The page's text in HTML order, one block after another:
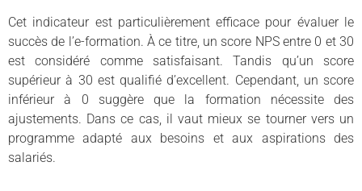
Cet indicateur est particulièrement efficace pour évaluer le
succès de l’e-formation. À ce titre, un score NPS entre 0 et 30
est considéré comme satisfaisant. Tandis qu’un score
supérieur à 30 est qualifié d’excellent. Cependant, un score
inférieur à 0 suggère que la formation nécessite des
ajustements. Dans ce cas, il vaut mieux se tourner vers un
programme adapté aux besoins et aux aspirations des
salariés.